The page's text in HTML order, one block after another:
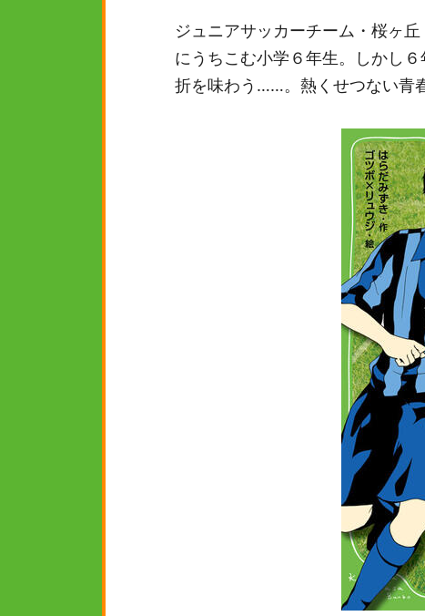
ジュニアサッカーチーム・桜ヶ
にうちこむ小学６年生。しかし
折を味わう……。熱くせつない青